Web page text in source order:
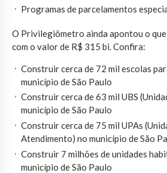
Programas de parcelamentos
O Privilegiômetro ainda apontou o
com o valor de R$ 315 bi. Confira:
Construir cerca de 72 mil escolas
município de São Paulo
Construir cerca de 63 mil UBS
município de São Paulo
Construir cerca de 75 mil UPAs
Atendimento) no município de São
Construir 7 milhões de unidades
município de São Paulo